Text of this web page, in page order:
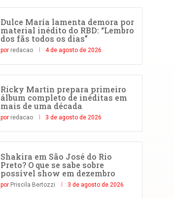
Dulce María lamenta demora por
material inédito do RBD: “Lembro
dos fãs todos os dias”
por redacao 4 de agosto de 2026
Ricky Martin prepara primeiro
álbum completo de inéditas em
mais de uma década
por redacao 3 de agosto de 2026
Shakira em São José do Rio
Preto? O que se sabe sobre
possível show em dezembro
por Priscila Bertozzi 3 de agosto de 2026